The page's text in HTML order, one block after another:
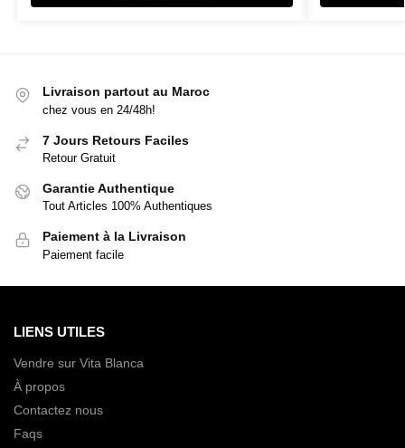
Livraison partout au Maroc
chez vous en 24/48h!
7 Jours Retours Faciles
Retour Gratuit
Garantie Authentique
Tout Articles 100% Authentiques
Paiement à la Livraison
Paiement facile
LIENS UTILES
Vendre sur Vita Blanca
À propos
Contactez nous
Faqs